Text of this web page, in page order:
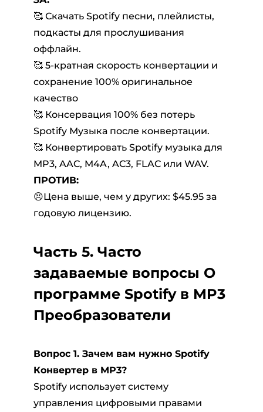
🥰 Скачать Spotify песни, плейлисты,
подкасты для прослушивания
оффлайн.
🥰 5-кратная скорость конвертации и
сохранение 100% оригинальное
качество
🥰 Консервация 100% без потерь
Spotify Музыка после конвертации.
🥰 Конвертировать Spotify музыка для
MP3, AAC, M4A, AC3, FLAC или WAV.
ПРОТИВ:
😣Цена выше, чем у других: $45.95 за
годовую лицензию.
Часть 5. Часто
задаваемые вопросы О
программе Spotify в MP3
Преобразователи
Вопрос 1. Зачем вам нужно Spotify
Конвертер в MP3?
Spotify использует систему
управления цифровыми правами